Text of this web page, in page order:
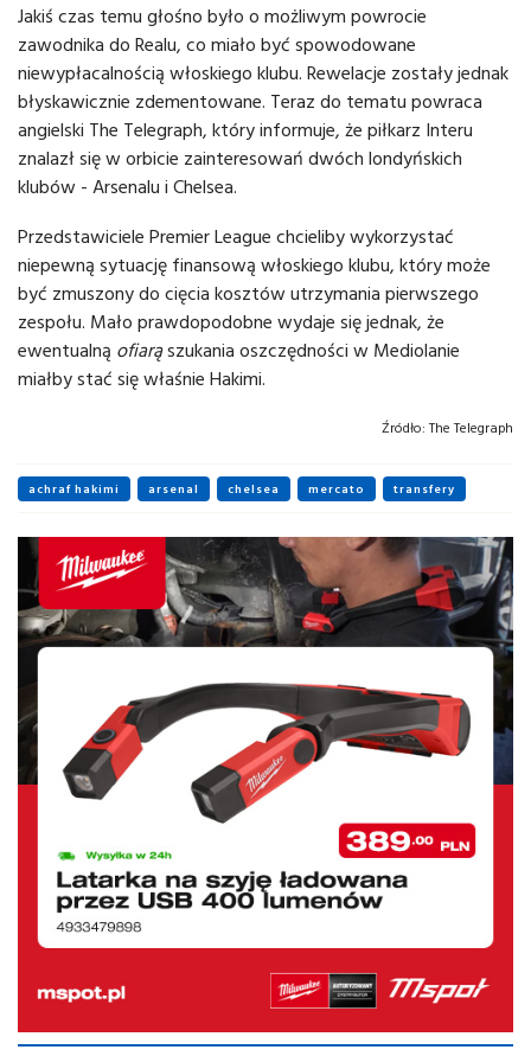
Jakiś czas temu głośno było o możliwym powrocie
zawodnika do Realu, co miało być spowodowane
niewypłacalnością włoskiego klubu. Rewelacje zostały jednak
błyskawicznie zdementowane. Teraz do tematu powraca
angielski The Telegraph, który informuje, że piłkarz Interu
znalazł się w orbicie zainteresowań dwóch londyńskich
klubów - Arsenalu i Chelsea.
Przedstawiciele Premier League chcieliby wykorzystać
niepewną sytuację finansową włoskiego klubu, który może
być zmuszony do cięcia kosztów utrzymania pierwszego
zespołu. Mało prawdopodobne wydaje się jednak, że
ewentualną ofiarąszukania oszczędności w Mediolanie
miałby stać się właśnie Hakimi.
Źródło:The Telegraph
achraf hakimi arsenal chelsea mercato transfery